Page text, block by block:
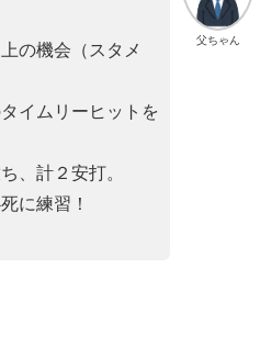
父ちゃん
の機会（スタメ
イムリーヒットを
、計２安打。
に練習！